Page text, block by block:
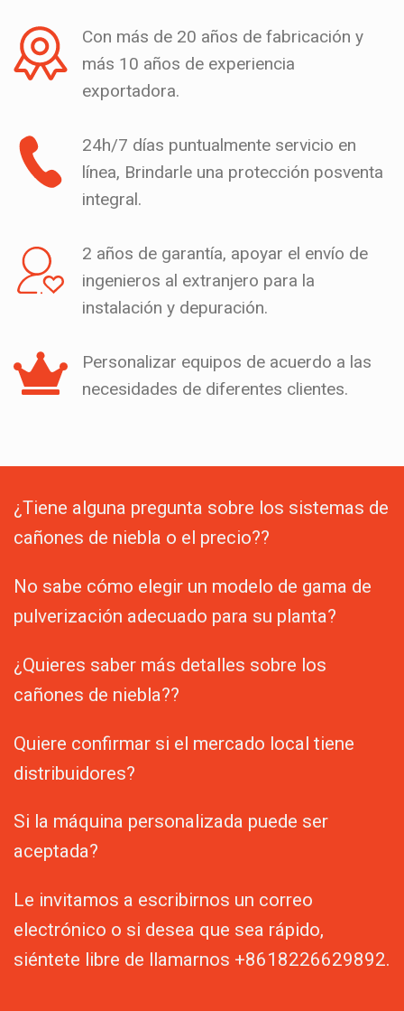
Con más de 20 años de fabricación y
más 10 años de experiencia
exportadora.
24h/7 días puntualmente servicio en
línea, Brindarle una protección posventa
integral.
2 años de garantía, apoyar el envío de
ingenieros al extranjero para la
instalación y depuración.
Personalizar equipos de acuerdo a las
necesidades de diferentes clientes.
¿Tiene alguna pregunta sobre los sistemas de
cañones de niebla o el precio??
No sabe cómo elegir un modelo de gama de
pulverización adecuado para su planta?
¿Quieres saber más detalles sobre los
cañones de niebla??
Quiere confirmar si el mercado local tiene
distribuidores?
Si la máquina personalizada puede ser
aceptada?
Le invitamos a escribirnos un correo
electrónico o si desea que sea rápido,
siéntete libre de llamarnos +8618226629892.